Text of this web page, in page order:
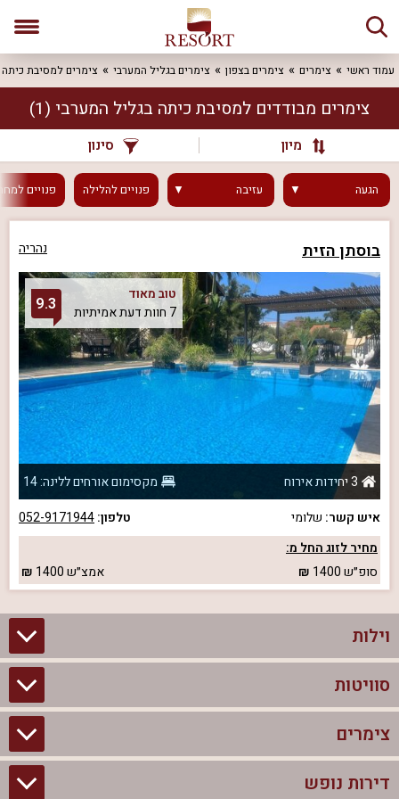
עמוד ראשי צימרים צימרים בצפון צימרים בגליל המערבי צימרים למסיבת כיתה
צימרים מבודדים למסיבת כיתה בגליל המערבי (1)
מיון סינון
הגעה עזיבה פנוייםלהלילה פנויים
בוסתן הזית נהריה
טוב מאוד
7 חוות דעת אמיתיות
9.3
3 יחידות אירוח
מקסימום אורחים ללינה: 14
איש קשר: שלומי טלפון:052-9171944
מחיר לזוג החל מ:
סופ״ש1400 אמצ״ש1400
וילות
וילות בצפון
וילות להשכרה
סוויטות
סוויטות בצפון
צימרים לזוגות עם בריכה פרטית
צימרים
צימרים בצפון
דירות נופש